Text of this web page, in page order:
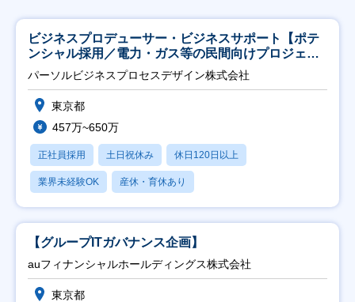
ビジネスプロデューサー・ビジネスサポート【ポテ
ンシャル採用／電力・ガス等の民間向けプロジェク
ト推進】
パーソルビジネスプロセスデザイン株式会社
東京都
457万~650万
正社員採用 土日祝休み 休日120日以上
業界未経験OK 産休・育休あり
【グループITガバナンス企画】
auフィナンシャルホールディングス株式会社
東京都